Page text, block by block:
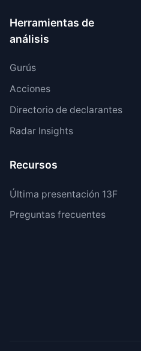
Herramientas de
análisis
Gurús
Acciones
Directorio de declarantes
Radar Insights
Recursos
Última presentación 13F
Preguntas frecuentes